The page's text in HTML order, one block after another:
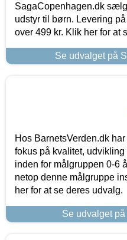
SagaCopenhagen.dk
udstyr til børn. Levering
over 499 kr. Klik her for at
Se udvalget på
Hos BarnetsVerden.dk
fokus på kvalitet,
inden for målgruppen 0-6
netop denne målgruppe
her for at se deres udvalg.
Se udvalget